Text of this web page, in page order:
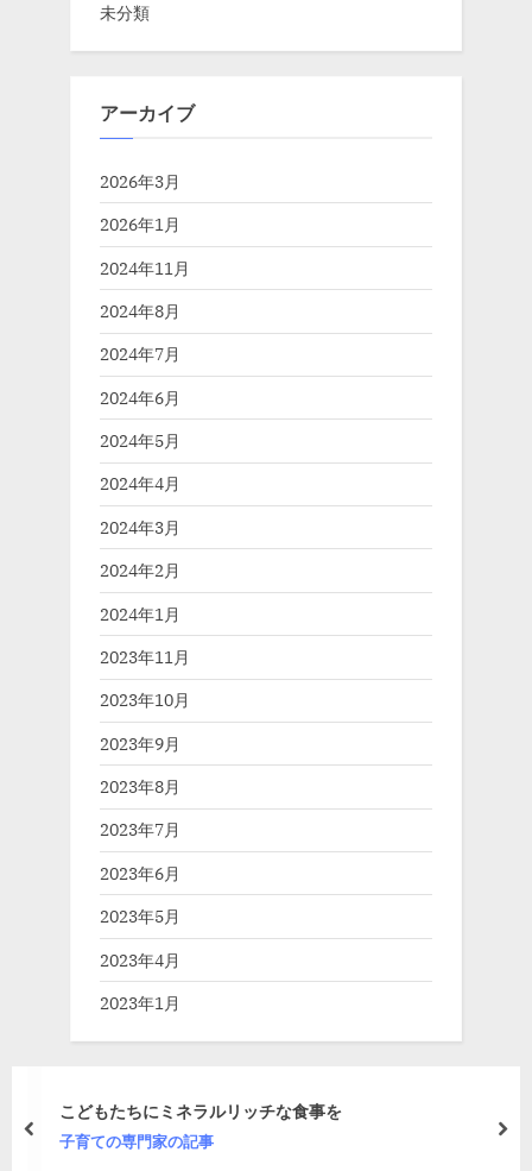
未分類
アーカイブ
2026年3月
2026年1月
2024年11月
2024年8月
2024年7月
2024年6月
2024年5月
2024年4月
2024年3月
2024年2月
2024年1月
2023年11月
2023年10月
2023年9月
2023年8月
2023年7月
2023年6月
2023年5月
2023年4月
2023年1月
こどもたちにミネラルリッチな食事を
子育ての専門家の記事
prev